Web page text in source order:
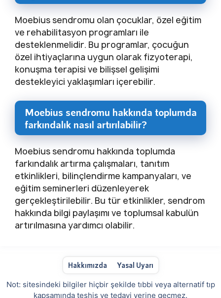
Moebius sendromu olan çocuklar, özel eğitim
ve rehabilitasyon programları ile
desteklenmelidir. Bu programlar, çocuğun
özel ihtiyaçlarına uygun olarak fizyoterapi,
konuşma terapisi ve bilişsel gelişimi
destekleyici yaklaşımları içerebilir.
Moebius sendromu hakkında toplumda
farkındalık nasıl artırılabilir?
Moebius sendromu hakkında toplumda
farkındalık artırma çalışmaları, tanıtım
etkinlikleri, bilinçlendirme kampanyaları, ve
eğitim seminerleri düzenleyerek
gerçekleştirilebilir. Bu tür etkinlikler, sendrom
hakkında bilgi paylaşımı ve toplumsal kabulün
artırılmasına yardımcı olabilir.
Hakkımızda Yasal Uyarı
Not: sitesindeki bilgiler hiçbir şekilde tıbbi veya alternatif tıp
kapsamında teşhis ve tedavi yerine geçmez.